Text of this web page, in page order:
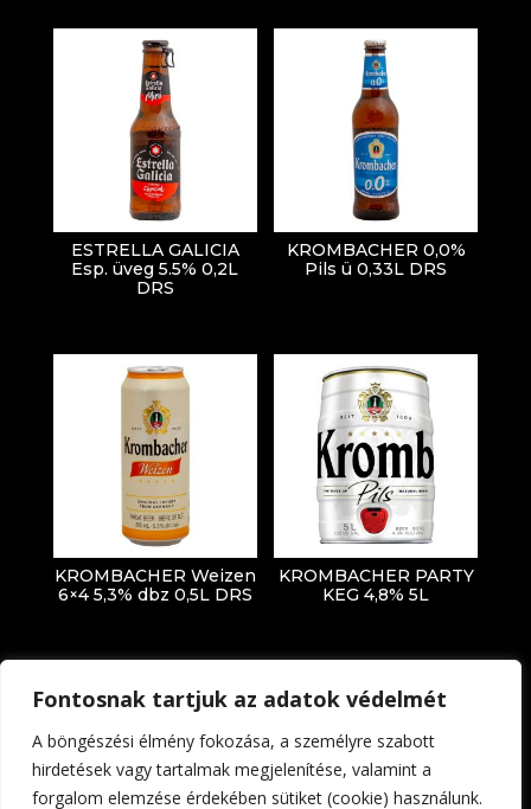
Fontosnak tartjuk az adatok védelmét
A böngészési élmény fokozása, a személyre szabott
hirdetések vagy tartalmak megjelenítése, valamint a
forgalom elemzése érdekében sütiket (cookie) használunk.
ESTRELLA GALICIA
Esp. üveg 5.5% 0,2L
DRS
KROMBACHER 0,0%
Pils ü 0,33L DRS
KROMBACHER Weizen
6×4 5,3% dbz 0,5L DRS
KROMBACHER PARTY
KEG 4,8% 5L
Impresszum Adatkezelési tájékoztató